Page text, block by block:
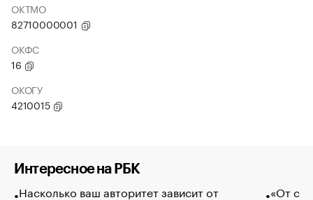
ОКТМО
82710000001
ОКФС
16
ОКОГУ
4210015
Интересное на РБК
Насколько ваш авторитет зависит от
«От